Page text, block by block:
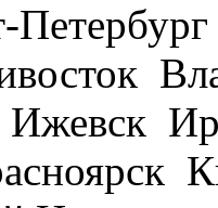
Ижевск